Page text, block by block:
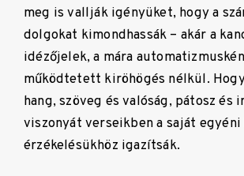
meg is vallják igényüket, hogy a
dolgokat kimondhassák – akár a
idézőjelek, a mára
működtetett kiröhögés nélkül.
hang, szöveg és valóság, pátosz és
viszonyát verseikben a saját
érzékelésükhöz igazítsák.